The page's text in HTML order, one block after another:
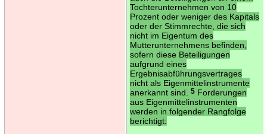
Tochterunternehmen von 10
Prozent oder weniger des Kapitals
oder der Stimmrechte, die sich
nicht im Eigentum des
Mutterunternehmens befinden,
sofern diese Beteiligungen
aufgrund eines
Ergebnisabführungsvertrages
nicht als Eigenmittelinstrumente
anerkannt sind.
5Forderungen
aus Eigenmittelinstrumenten
werden in folgender Rangfolge
berichtigt: